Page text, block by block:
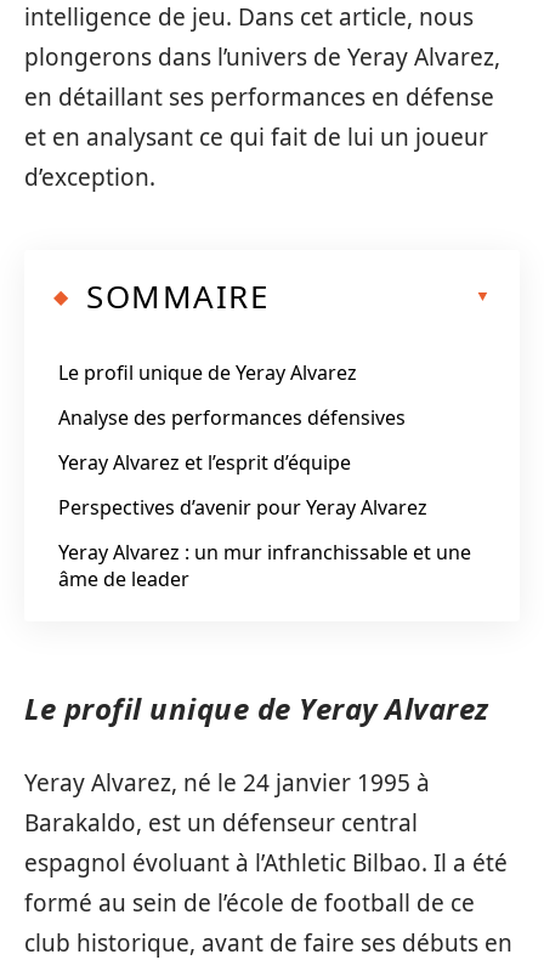
intelligence de jeu. Dans cet article, nous
plongerons dans l’univers de Yeray Alvarez,
en détaillant ses performances en défense
et en analysant ce qui fait de lui un joueur
d’exception.
SOMMAIRE
Le profil unique de Yeray Alvarez
Analyse des performances défensives
Yeray Alvarez et l’esprit d’équipe
Perspectives d’avenir pour Yeray Alvarez
Yeray Alvarez : un mur infranchissable et une
âme de leader
Le profil unique de Yeray Alvarez
Yeray Alvarez, né le 24 janvier 1995 à
Barakaldo, est un défenseur central
espagnol évoluant à l’Athletic Bilbao. Il a été
formé au sein de l’école de football de ce
club historique, avant de faire ses débuts en